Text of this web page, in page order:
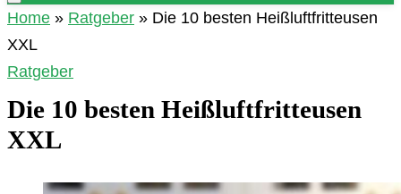
Home » Ratgeber » Die 10 besten Heißluftfritteusen
XXL
Ratgeber
Die 10 besten Heißluftfritteusen
XXL